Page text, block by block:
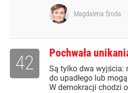
Magdalena Środa
Pochwała
Są tylko dwa wyjścia:
do upadłego lub
W demokracji chodzi
42